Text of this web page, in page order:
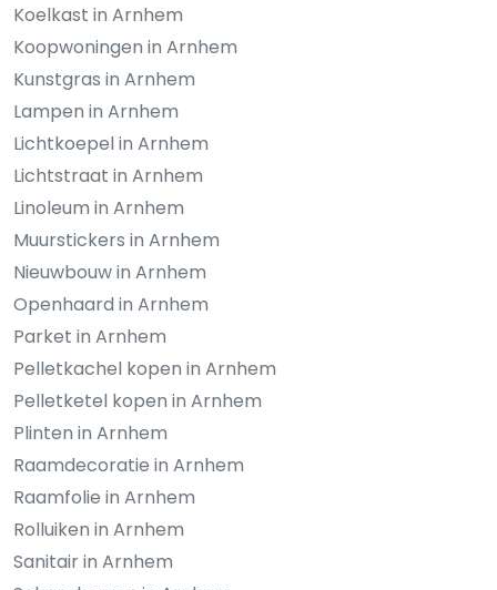
Koelkast in Arnhem
Koopwoningen in Arnhem
Kunstgras in Arnhem
Lampen in Arnhem
Lichtkoepel in Arnhem
Lichtstraat in Arnhem
Linoleum in Arnhem
Muurstickers in Arnhem
Nieuwbouw in Arnhem
Openhaard in Arnhem
Parket in Arnhem
Pelletkachel kopen in Arnhem
Pelletketel kopen in Arnhem
Plinten in Arnhem
Raamdecoratie in Arnhem
Raamfolie in Arnhem
Rolluiken in Arnhem
Sanitair in Arnhem